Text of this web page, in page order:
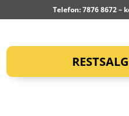
Telefon: 7876 8672 –